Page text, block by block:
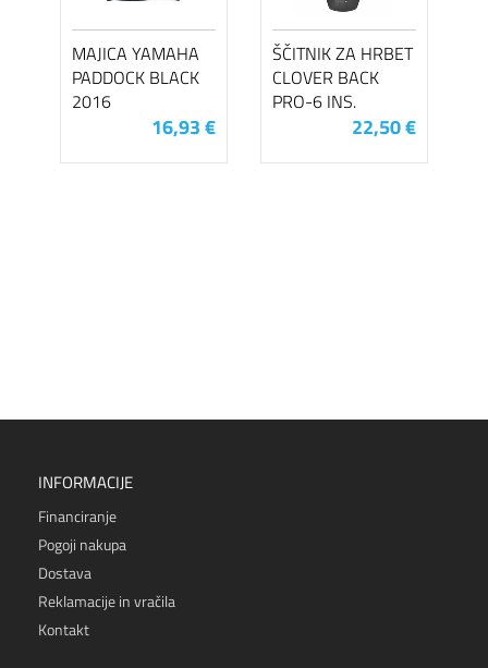
MAJICA YAMAHA
PADDOCK BLACK
2016
16,93 €
ŠČITNIK ZA HRBET
CLOVER BACK
PRO-6 INS.
22,50 €
INFORMACIJE
Financiranje
Pogoji nakupa
Dostava
Reklamacije in vračila
Kontakt